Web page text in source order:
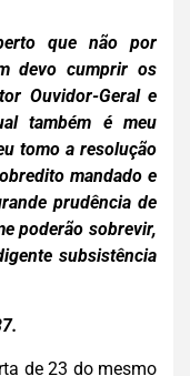
que não por
devo cumprir os
Ouvidor-Geral e
também é meu
tomo a resolução
mandado e
prudência de
poderão sobrevir,
subsistência
de 23 do mesmo